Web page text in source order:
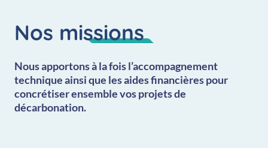
Nos missions
Nous apportons à la fois l’accompagnement
technique ainsi que les aides financières pour
concrétiser ensemble vos projets de
décarbonation.